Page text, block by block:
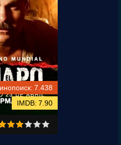
7.438
7.90